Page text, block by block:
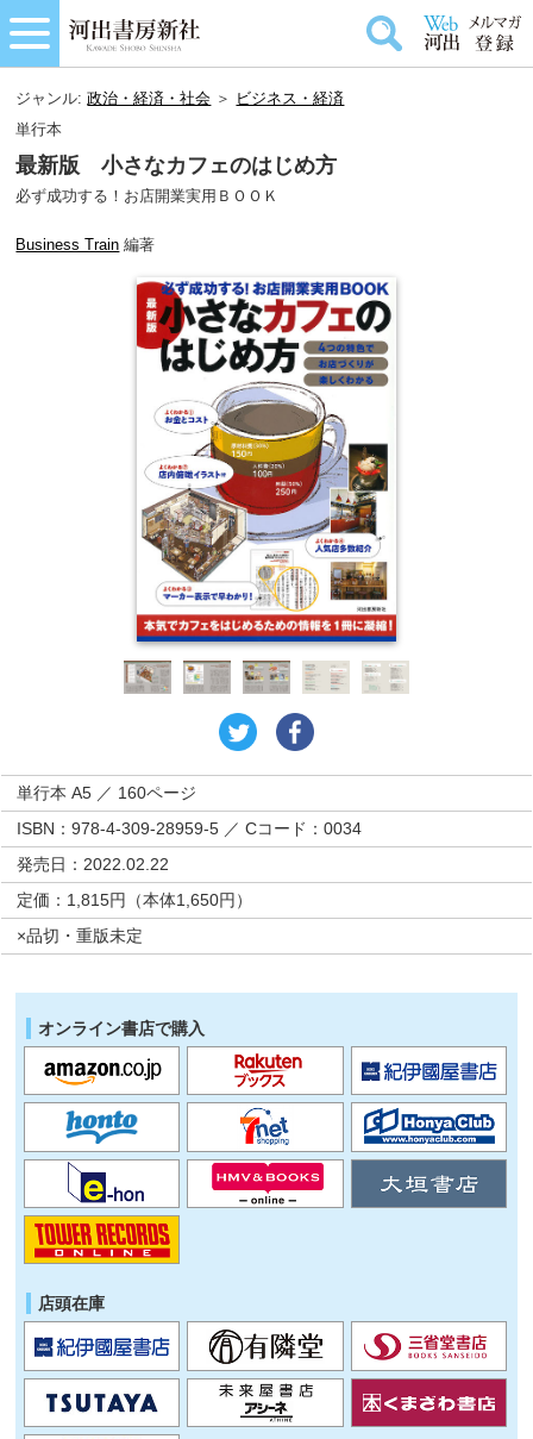
ジャンル:政治・経済・社会 ＞ ビジネス・経済
単行本
最新版 小さなカフェのはじめ方
必ず成功する！お店開業実用ＢＯＯＫ
Business Train 編著
単行本 A5 ／ 160ページ
ISBN：978-4-309-28959-5 ／ Cコード：0034
発売日：2022.02.22
定価：1,815円（本体1,650円）
×品切・重版未定
オンライン書店で購入
店頭在庫